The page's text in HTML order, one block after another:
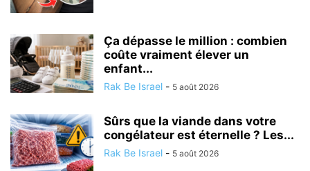
Ça dépasse le million : combien
coûte vraiment élever un
enfant...
Rak Be Israel - 5 août 2026
Sûrs que la viande dans votre
congélateur est éternelle ? Les...
Rak Be Israel - 5 août 2026